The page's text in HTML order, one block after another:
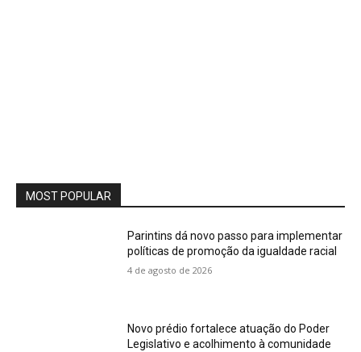
MOST POPULAR
Parintins dá novo passo para implementar
políticas de promoção da igualdade racial
4 de agosto de 2026
Novo prédio fortalece atuação do Poder
Legislativo e acolhimento à comunidade